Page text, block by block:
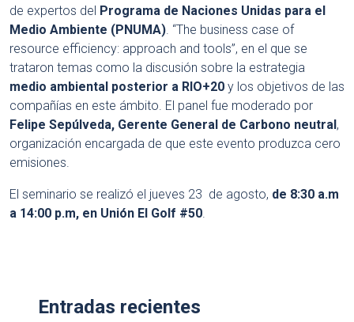
de expertos del Programa de Naciones Unidas para el
Medio Ambiente (PNUMA). “The business case of
resource efficiency: approach and tools”, en el que se
trataron temas como la discusión sobre la estrategia
medio ambiental posterior a RIO+20 y los objetivos de las
compañías en este ámbito. El panel fue moderado por
Felipe Sepúlveda, Gerente General de Carbono neutral,
organización encargada de que este evento produzca cero
emisiones.
El seminario se realizó el jueves 23 de agosto, de 8:30 a.m
a 14:00 p.m, en Unión El Golf #50.
Entradas recientes